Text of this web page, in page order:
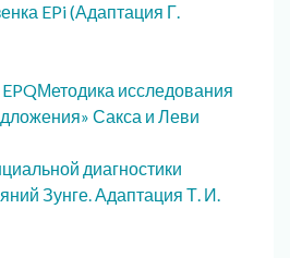
EPi (Адаптация Г.
Методика исследования
Сакса и Леви
диагностики
Зунге. Адаптация Т. И.